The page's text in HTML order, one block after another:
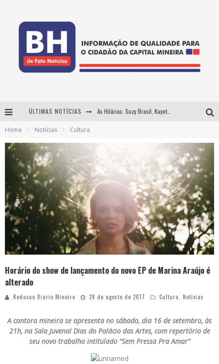
ÚLTIMAS NOTÍCIAS As Hilárias: Suzy Brasil, Kayete e Karoline Absinto retornam a Belo Horizonte para apresentação única no Teatro Sesiminas
Usecorp consolida a 'economia do uso' no B2B brasileiro, vira S.A. e impulsiona expansão com novo fundo estruturado
Hot Wheels Monster Trucks Live™ confirma Belo Horizonte na turnê América do Sul 2027
Home Notícias Cultura
Horário do show de lançamento do novo EP de Marina Araújo é
alterado
Redacao Diario Mineiro 28 de agosto de 2017 Cultura, Notícias
A cantora mineira se apresenta no sábado, dia 16 de setembro, às
21h, na Sala Juvenal Dias do Palácio das Artes, com repertório de
seu novo trabalho intitulado “Sem Pressa Pra Amar”